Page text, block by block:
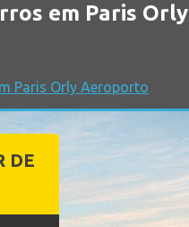
em Paris Orly
Paris Orly Aeroporto
DE